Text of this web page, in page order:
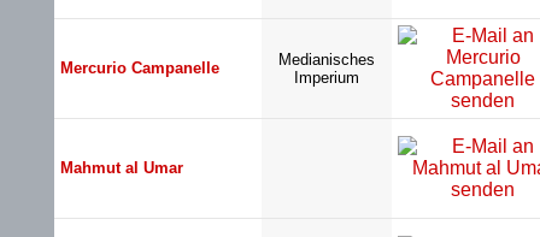
Mercurio Campanelle
Medianisches
Imperium
Mahmut al Umar